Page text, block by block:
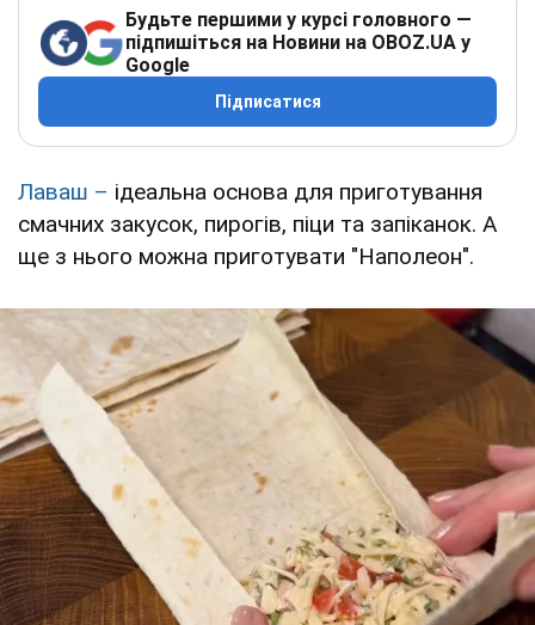
Будьте першими у курсі головного —
підпишіться на Новини на OBOZ.UA у
Google
Підписатися
Лаваш – ідеальна основа для приготування
смачних закусок, пирогів, піци та запіканок. А
ще з нього можна приготувати "Наполеон".